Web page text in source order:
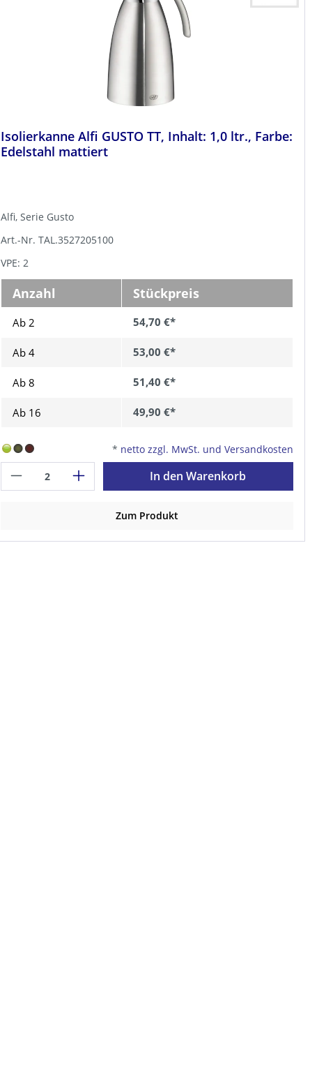
Isolierkanne Alfi GUSTO TT, Inhalt: 1,0 ltr., Farbe:
Edelstahl mattiert
Alfi, Serie Gusto
Art.-Nr. TAL.3527205100
VPE: 2
Anzahl Stückpreis
Ab 2 54,70 €*
Ab 4 53,00 €*
Ab 8 51,40 €*
Ab 16 49,90 €*
* netto zzgl. MwSt. und Versandkosten
In den Warenkorb
Zum Produkt